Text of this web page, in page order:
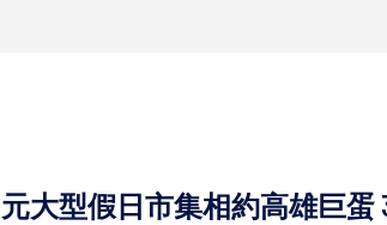
大型假日市集相約高雄巨蛋